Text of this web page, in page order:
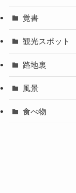
覚書
観光スポット
路地裏
風景
食べ物